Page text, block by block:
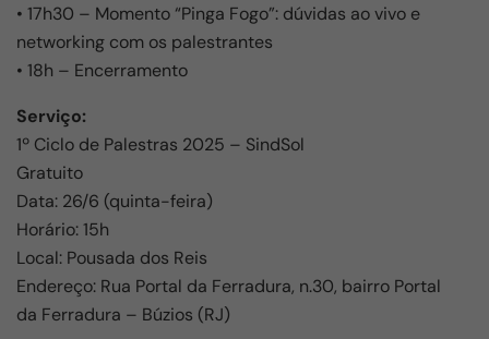
• 17h30 – Momento “Pinga Fogo”: dúvidas ao vivo e
networking com os palestrantes
• 18h – Encerramento
Serviço:
1º Ciclo de Palestras 2025 – SindSol
Gratuito
Data: 26/6 (quinta-feira)
Horário: 15h
Local: Pousada dos Reis
Endereço: Rua Portal da Ferradura, n.30, bairro Portal
da Ferradura – Búzios (RJ)